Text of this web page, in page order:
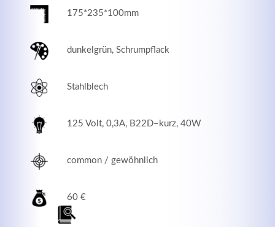
175*235*100mm
dunkelgrün, Schrumpflack
Stahlblech
125 Volt, 0,3A, B22D–kurz, 40W
common / gewöhnlich
60 €
MEHR INFOS
Lorem ipsum dolor sit amet, consectetuer adipiscing